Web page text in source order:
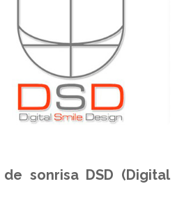
sonrisa DSD (Digital